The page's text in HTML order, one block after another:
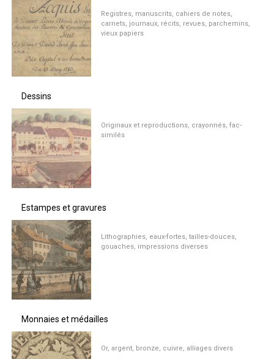
Registres, manuscrits, cahiers de notes,
carnets, journaux, récits, revues, parchemins,
vieux papiers
Dessins
Originaux et reproductions, crayonnés, fac-
similés
Estampes et gravures
Lithographies, eaux-fortes, tailles-douces,
gouaches, impressions diverses
Monnaies et médailles
Or, argent, bronze, cuivre, alliages divers